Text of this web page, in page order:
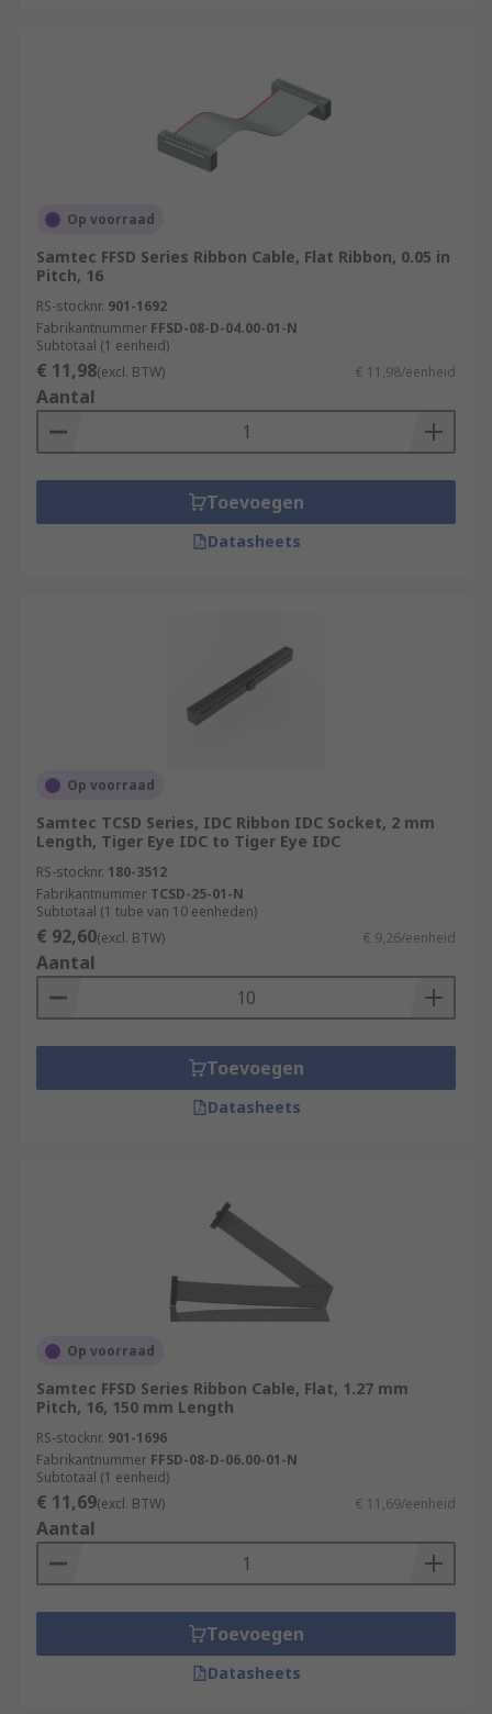
Op voorraad
Samtec FFSD Series Ribbon Cable, Flat Ribbon, 0.05 in
Pitch, 16
RS-stocknr. 901-1692
Fabrikantnummer FFSD-08-D-04.00-01-N
Subtotaal (1 eenheid)
€ 11,98(excl. BTW) € 11,98/eenheid
Aantal
Toevoegen
Datasheets
Op voorraad
Samtec TCSD Series, IDC Ribbon IDC Socket, 2 mm
Length, Tiger Eye IDC to Tiger Eye IDC
RS-stocknr. 180-3512
Fabrikantnummer TCSD-25-01-N
Subtotaal (1 tube van 10 eenheden)
€ 92,60(excl. BTW) € 9,26/eenheid
Aantal
Toevoegen
Datasheets
Op voorraad
Samtec FFSD Series Ribbon Cable, Flat, 1.27 mm
Pitch, 16, 150 mm Length
RS-stocknr. 901-1696
Fabrikantnummer FFSD-08-D-06.00-01-N
Subtotaal (1 eenheid)
€ 11,69(excl. BTW) € 11,69/eenheid
Aantal
Toevoegen
Datasheets